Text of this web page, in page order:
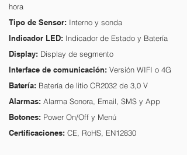
hora
Tipo de Sensor: Interno y sonda
Indicador LED: Indicador de Estado y Batería
Display: Display de segmento
Interface de comunicación: Versión WIFI o 4G
Batería: Batería de litio CR2032 de 3,0 V
Alarmas: Alarma Sonora, Email, SMS y App
Botones: Power On/Off y Menú
Certificaciones: CE, RoHS, EN12830